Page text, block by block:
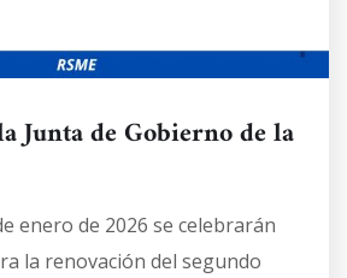
Junta de Gobierno de la
enero de 2026 se celebrarán
la renovación del segundo